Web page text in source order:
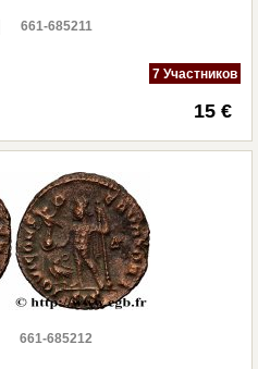
661-685211
7 Участников
15 €
661-685212